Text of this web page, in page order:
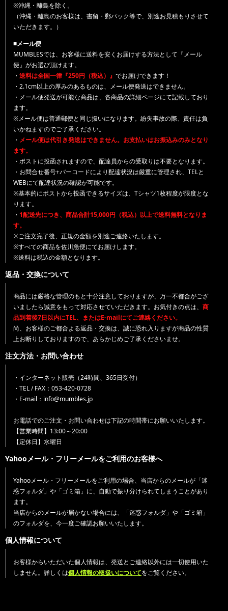
※沖縄・離島を除く。
（沖縄・離島のお客様は、書留・郵パック等で、別途お見積もりさせて
いただきます。）
■メール便
MUMBLESでは、お客様に送料を安くお届けする方法として『メール
便』がお選び頂けます。
・ 送料は全国一律『250円（税込）』 でお届けできます！
・2.1cm以上の厚みのあるものは、メール便発送はできません。
・メール便発送が可能な商品は、各商品の詳細ページにて記載しており
ます。
※メール便は普通郵便と同じ扱いになります。紛失事故の際、責任は負
いかねますのでご了承ください。
・ メール便は代引き発送はできません。お支払いはお振込みのみとなり
ます。
・ポストに投函されますので、配達員からの受取りは不要となります。
・お問合せ番号+バーコードにより配達状況は厳重に管理され、TELと
WEBにて配達状況の確認が可能です。
※基本的にポストから投函できるサイズは、Tシャツ1枚程度が限度とな
ります。
・ 1配送先につき、商品合計15,000円（税込）以上で送料無料となりま
す。
※ご注文完了後、正規の金額を別途ご連絡いたします。
※すべての商品を佐川急便にてお届けします。
※送料は税込の金額となります。
返品・交換について
商品には厳格な管理のもと十分注意しておりますが、万一不都合がござ
いましたら誠意をもって対応させていただきます。お気付きの点は、 商
品到着後7日以内にTEL、またはE-mailにてご連絡ください。
尚、お客様のご都合よる返品・交換は、誠に恐れ入りますが商品の性質
上お断りしておりますので、あらかじめご了承くださいませ。
注文方法・お問い合わせ
・インターネット販売（24時間、365日受付）
・TEL / FAX：053-420-0728
・E-mail：info@mumbles.jp
お電話でのご注文・お問い合わせは下記の時間帯にお願いいたします。
【営業時間】13:00～20:00
【定休日】水曜日
Yahooメール・フリーメールをご利用のお客様へ
Yahooメール・フリーメールをご利用の場合、当店からのメールが「迷
惑フォルダ」や「ゴミ箱」に、自動で振り分けられてしまうことがあり
ます。
当店からのメールが届かない場合には、「迷惑フォルダ」や「ゴミ箱」
のフォルダを、今一度ご確認お願いいたします。
個人情報について
お客様からいただいた個人情報は、発送とご連絡以外には一切使用いた
しません。詳しくは個人情報の取扱いについてをご覧ください。